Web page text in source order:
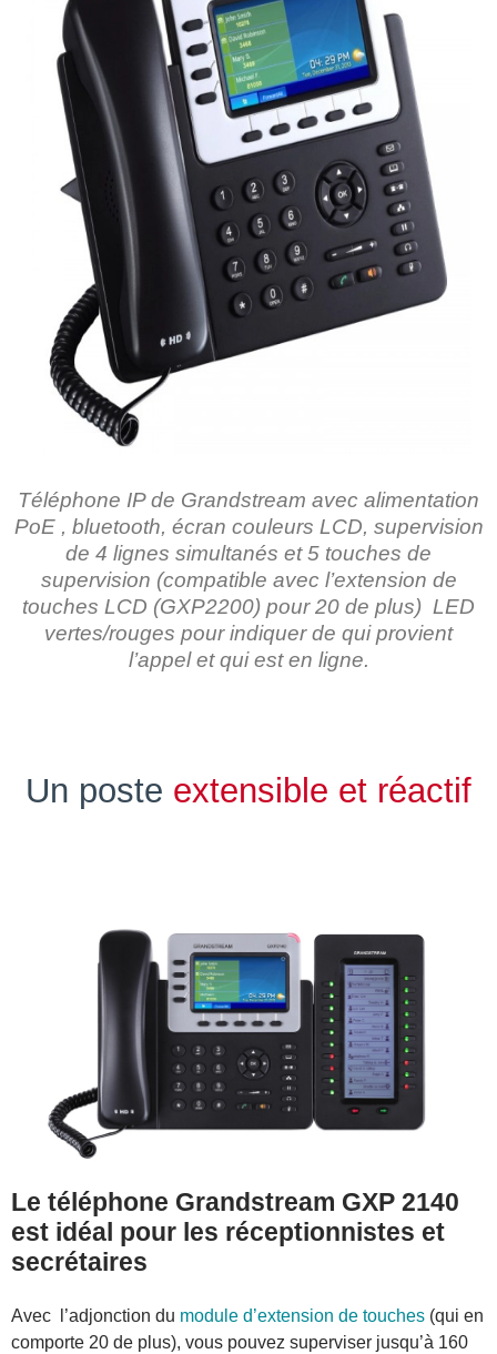
Téléphone IP de Grandstream avec alimentation
PoE , bluetooth, écran couleurs LCD, supervision
de 4 lignes simultanés et 5 touches de
supervision (compatible avec l’extension de
touches LCD (GXP2200) pour 20 de plus) LED
vertes/rouges pour indiquer de qui provient
l’appel et qui est en ligne.
Un poste extensible et réactif
Le téléphone Grandstream GXP 2140
est idéal pour les réceptionnistes et
secrétaires
Avec l’adjonction du module d’extension de touches (qui en
comporte 20 de plus), vous pouvez superviser jusqu’à 160